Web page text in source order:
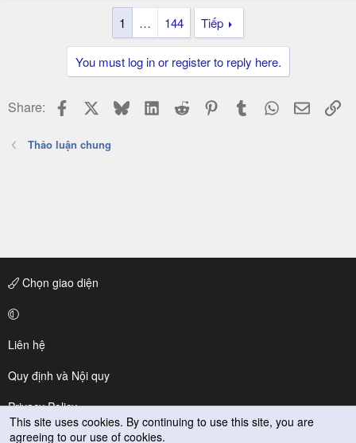
1 … 144 Tiếp
You must log in or register to reply here.
Share: Facebook BlueskyLinkedIn
Reddit PinterestTumblr WhatsApp
Email
Thảo luận chung
Chọn giao diện
Liên hệ
Quy định và Nội quy
Privacy Policy
Trợ giúp
This site uses cookies. By continuing to use this site, you are
agreeing to our use of cookies.